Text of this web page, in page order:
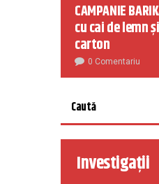
CAMPANIE
cu cai de lemn
carton
0 Comentariu
Investigații